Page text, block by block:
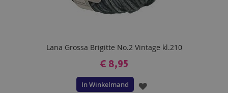
Lana Grossa Brigitte No.2 Vintage kl.210
€ 8,95
In Winkelmand
VOEG